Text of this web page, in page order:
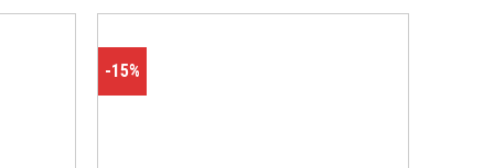
-15%